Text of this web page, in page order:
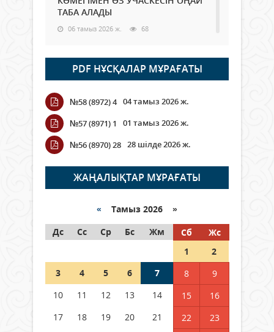
ТАБА АЛАДЫ
06 тамыз 2026 ж. 68
Open Air: Қызылорда облысы
полиция департаменті 20
мыңнан астам көрерменнің
қауіпсіздігін қамтамасыз етті
06 тамыз 2026 ж.
Wi-Fi ҚАБЫРҒА АРҚЫЛЫ ҚАЛАЙ
ӨТЕДІ?
06 тамыз 2026 ж. 251
граждане Казахстана,
05 тамыз 2026 ж. 123
Шетелде жүрген Қазақстан
азаматтары қалай дауыс бере
PDF НҰСҚАЛАР МҰРАҒАТЫ
№58 (8972) 4 04 тамыз 2026 ж.
№57 (8971) 1
01 тамыз 2026 ж.
№56 (8970) 28 28 шілде 2026 ж.
ЖАҢАЛЫҚТАР МҰРАҒАТЫ
« Тамыз 2026 »
Дс
Сс Ср Бс Жм Сб
Жс
1
2
3
4 5 6 7 8
9
10
11 12 13 14 15
16
17
18 19 20 21 22
23